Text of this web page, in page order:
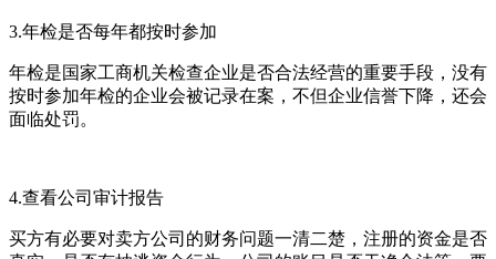
3.年检是否每年都按时参加
年检是国家工商机关检查企业是否合法经营的重要手段，没有
按时参加年检的企业会被记录在案，不但企业信誉下降，还会
面临处罚。
4.查看公司审计报告
买方有必要对卖方公司的财务问题一清二楚，注册的资金是否